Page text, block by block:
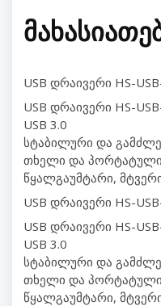
USB დრაივერი HS-
USB დრაივერი HS-
USB 3.0
სტაბილური და გამძლე
თხელი და პორტატული
წყალგაუმტარი,
USB დრაივერი HS-
USB დრაივერი HS-
USB 3.0
სტაბილური და გამძლე
თხელი და პორტატული
წყალგაუმტარი,